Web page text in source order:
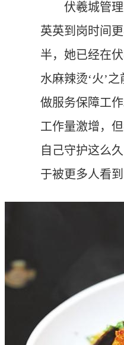
伏羲城管理
英英到岗时间
半，她已经在
水麻辣烫‘火’
做服务保障工
工作量激增，
自己守护这么
于被更多人看